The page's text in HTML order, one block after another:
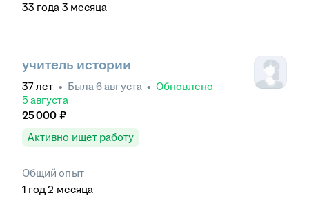
33 года 3 месяца
учитель истории
37лет • Была6 августа • Обновлено
5 августа
25 000 ₽
Активно ищет работу
Общий опыт
1 год 2 месяца